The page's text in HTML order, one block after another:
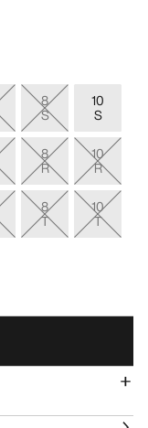
8
S
10
S
8
R
10
R
8
T
10
T